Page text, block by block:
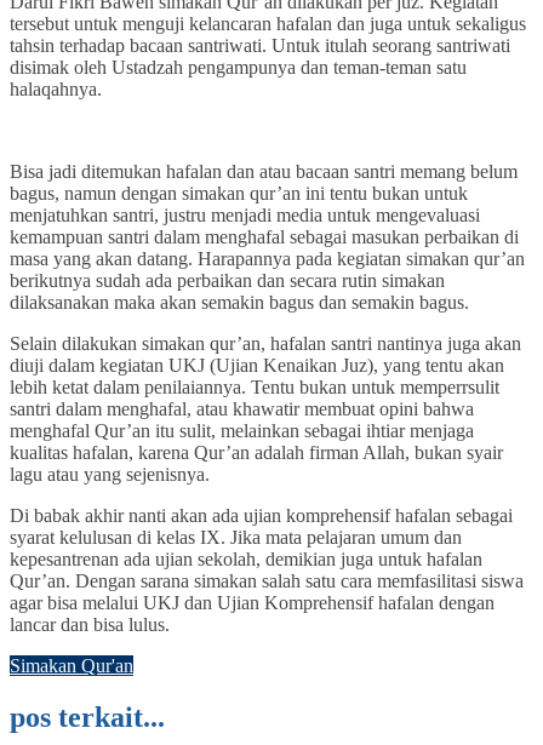
tersebut untuk menguji kelancaran hafalan dan juga untuk sekaligus
tahsin terhadap bacaan santriwati. Untuk itulah seorang santriwati
disimak oleh Ustadzah pengampunya dan teman-teman satu
halaqahnya.
Bisa jadi ditemukan hafalan dan atau bacaan santri memang belum
bagus, namun dengan simakan qur’an ini tentu bukan untuk
menjatuhkan santri, justru menjadi media untuk mengevaluasi
kemampuan santri dalam menghafal sebagai masukan perbaikan di
masa yang akan datang. Harapannya pada kegiatan simakan qur’an
berikutnya sudah ada perbaikan dan secara rutin simakan
dilaksanakan maka akan semakin bagus dan semakin bagus.
Selain dilakukan simakan qur’an, hafalan santri nantinya juga akan
diuji dalam kegiatan UKJ (Ujian Kenaikan Juz), yang tentu akan
lebih ketat dalam penilaiannya. Tentu bukan untuk memperrsulit
santri dalam menghafal, atau khawatir membuat opini bahwa
menghafal Qur’an itu sulit, melainkan sebagai ihtiar menjaga
kualitas hafalan, karena Qur’an adalah firman Allah, bukan syair
lagu atau yang sejenisnya.
Di babak akhir nanti akan ada ujian komprehensif hafalan sebagai
syarat kelulusan di kelas IX. Jika mata pelajaran umum dan
kepesantrenan ada ujian sekolah, demikian juga untuk hafalan
Qur’an. Dengan sarana simakan salah satu cara memfasilitasi siswa
agar bisa melalui UKJ dan Ujian Komprehensif hafalan dengan
lancar dan bisa lulus.
Simakan Qur'an
pos terkait...